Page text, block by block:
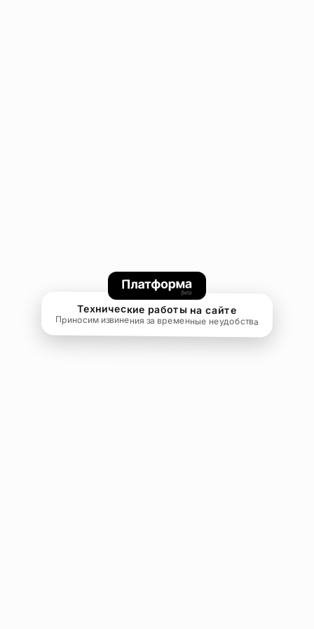
Технические работы на сайте
Приносим извинения за временные неудобства